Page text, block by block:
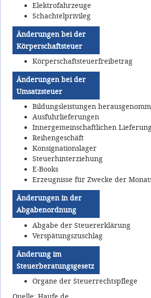
Elektrofahrzeuge
Schachtelprivileg
Änderungen bei der
Körperschaftsteuer
Körperschaftsteuerfreibetrag
Änderungen bei der
Umsatzsteuer
Bildungsleistungen
Ausfuhrlieferungen
Innergemeinschaftlichen
Reihengeschäft
Konsignationslager
Steuerhinterziehung
E-Books
Erzeugnisse für Zwecke der
Änderungen in der
Abgabenordnung
Abgabe der Steuererklärung
Verspätungszuschlag
Änderung im
Steuerberatungsgesetz
Organe der Steuerrechtspflege